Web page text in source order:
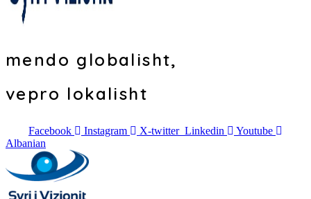
mendo globalisht,
vepro lokalisht
Facebook Instagram X-twitter Linkedin
Youtube
Albanian